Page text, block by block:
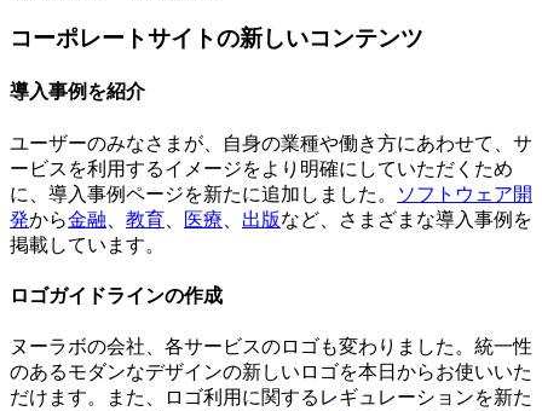
コーポレートサイトの新しいコンテンツ
導入事例を紹介
ユーザーのみなさまが、自身の業種や働き方にあわせて、サ
ービスを利用するイメージをより明確にしていただくため
に、導入事例ページを新たに追加しました。
ソフトウェア開
発から金融 教育 医療 出版など、さまざまな導入事例を
掲載しています。
ロゴガイドラインの作成
ヌーラボの会社、各サービスのロゴも変わりました。統一性
のあるモダンなデザインの新しいロゴを本日からお使いいた
だけます。また、ロゴ利用に関するレギュレーションを新た